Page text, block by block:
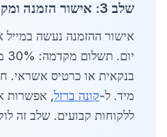
שלב 3: אישור הזמנה ומקדמה
אישור ההזמנה נעשה במייל
בנקאית או כרטיס אשראי.
מיד. ל-קונה ברזל
ללקוחות קבועים. שלב זה